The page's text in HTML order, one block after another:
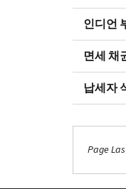
인디언
면세 채
납세자
Page